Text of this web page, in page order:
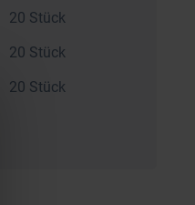
20 Stück
20 Stück
20 Stück